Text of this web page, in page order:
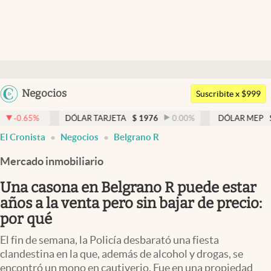
Argentina
Uruguay
Negocios
Members
Economía y Política
Finanzas y Mercados
Mercados Online
Negocios
Columnistas
Apertura
Suscribite x $999
DÓLAR TARJETA $ 1976 0.00 % DÓLAR MEP 1521,24
El Cronista Negocios Belgrano R
Mercado inmobiliario
Una casona en Belgrano R puede estar
años a la venta pero sin bajar de precio:
por qué
El fin de semana, la Policía desbarató una fiesta
clandestina en la que, además de alcohol y drogas, se
encontró un mono en cautiverio. Fue en una propiedad